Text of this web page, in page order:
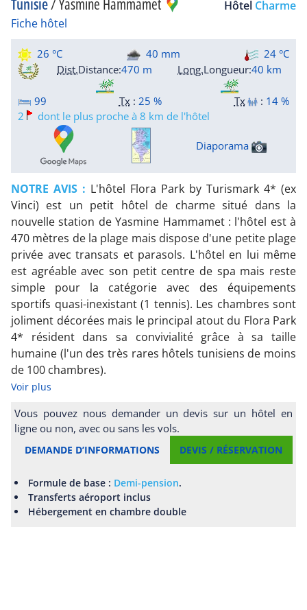
Tunisie/Yasmine Hammamet Hôtel Charme
Fiche hôtel
26 °C 40 mm
24 °C
Dist.Distance:470 m Long.Longueur:40 km
99 Tx: 25 % Tx : 14 %
2
dont le plus proche à 8 km de l'hôtel
Diaporama
NOTRE AVIS : L'hôtel Flora Park by Turismark 4* (ex
Vinci) est un petit hôtel de charme situé dans la
nouvelle station de Yasmine Hammamet : l'hôtel est à
470 mètres de la plage mais dispose d'une petite plage
privée avec transats et parasols. L'hôtel en lui même
est agréable avec son petit centre de spa mais reste
simple pour la catégorie avec des équipements
sportifs quasi-inexistant (1 tennis). Les chambres sont
joliment décorées mais le principal atout du Flora Park
4* résident dans sa convivialité grâce à sa taille
humaine (l'un des très rares hôtels tunisiens de moins
de 100 chambres).
Voir plus
Vous pouvez nous demander un devis sur un hôtel en
ligne ou non, avec ou sans les vols.
DEMANDE D’INFORMATIONS DEVIS / RÉSERVATION
Formule de base : Demi-pension.
Transferts aéroport inclus
Hébergement en chambre double